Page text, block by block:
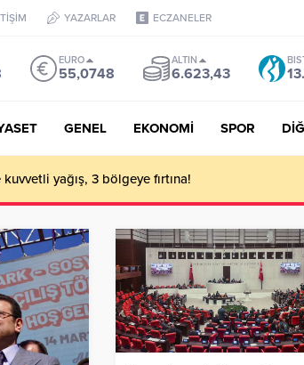
YAZARLAR ECZANELER
EURO
55,0748
ALTIN
6.623,43
GENEL EKONOMİ SPOR
yağış, 3 bölgeye fırtına!